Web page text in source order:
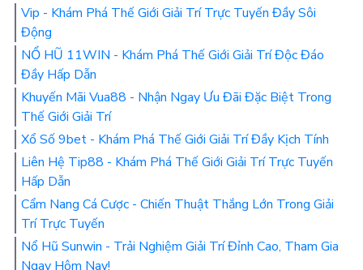
Vip - Khám Phá Thế Giới Giải Trí Trực Tuyến Đầy Sôi
Động
NỔ HŨ 11WIN - Khám Phá Thế Giới Giải Trí Độc Đáo
Đầy Hấp Dẫn
Khuyến Mãi Vua88 - Nhận Ngay Ưu Đãi Đặc Biệt Trong
Thế Giới Giải Trí
Xổ Số 9bet - Khám Phá Thế Giới Giải Trí Đầy Kịch Tính
Liên Hệ Tip88 - Khám Phá Thế Giới Giải Trí Trực Tuyến
Hấp Dẫn
Cẩm Nang Cá Cược - Chiến Thuật Thắng Lớn Trong Giải
Trí Trực Tuyến
Nổ Hũ Sunwin - Trải Nghiệm Giải Trí Đỉnh Cao, Tham Gia
Ngay Hôm Nay!